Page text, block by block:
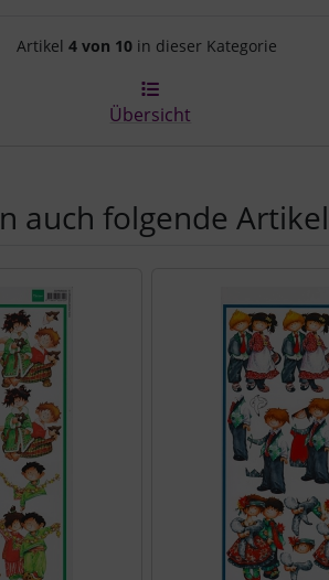
Artikelnavigation
Artikel 4 von 10 in dieser Kategorie
Übersicht
auch folgende